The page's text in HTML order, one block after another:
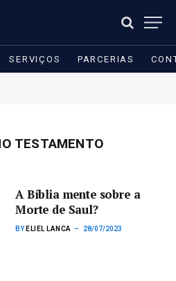
SERVIÇOS PARCERIAS
TESTAMENTO
A Bíblia mente sobre a
Morte de Saul?
BY ELIEL LANCA 28/07/2023